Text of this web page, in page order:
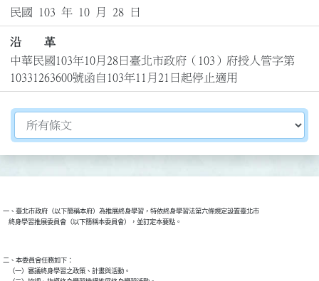
民國 103 年 10 月 28 日
沿 革
中華民國103年10月28日臺北市政府（103）府授人管字第
10331263600號函自103年11月21日起停止適用
切換選擇法規資訊內容
一、臺北市政府（以下簡稱本府）為推展終身學習，特依終身學習法第六條規定設置臺北市
二、本委員會任務如下：
    （一）審議終身學習之政策、計畫與活動。